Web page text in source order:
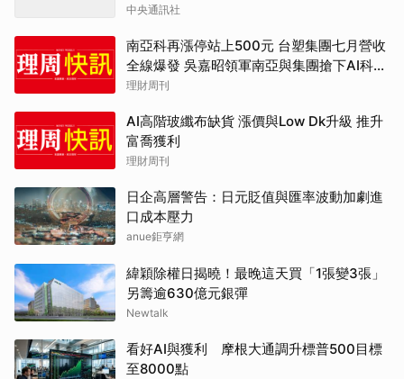
中央通訊社
南亞科再漲停站上500元 台塑集團七月營收
全線爆發 吳嘉昭領軍南亞與集團搶下AI科技
新矽盾地位
理財周刊
AI高階玻纖布缺貨 漲價與Low Dk升級 推升
富喬獲利
理財周刊
日企高層警告：日元貶值與匯率波動加劇進
口成本壓力
anue鉅亨網
緯穎除權日揭曉！最晚這天買「1張變3張」
另籌逾630億元銀彈
Newtalk
看好AI與獲利 摩根大通調升標普500目標
至8000點